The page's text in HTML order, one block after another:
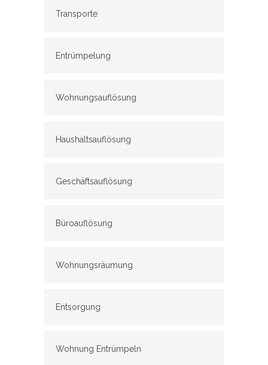
Transporte
Entrümpelung
Wohnungsauflösung
Haushaltsauflösung
Geschäftsauflösung
Büroauflösung
Wohnungsräumung
Entsorgung
Wohnung Entrümpeln